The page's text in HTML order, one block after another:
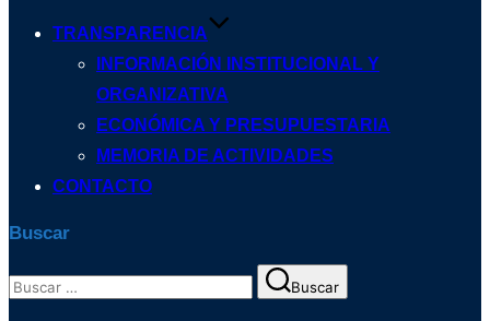
TRANSPARENCIA
INFORMACIÓN INSTITUCIONAL Y
ORGANIZATIVA
ECONÓMICA Y PRESUPUESTARIA
MEMORIA DE ACTIVIDADES
CONTACTO
Buscar
Buscar:
Buscar